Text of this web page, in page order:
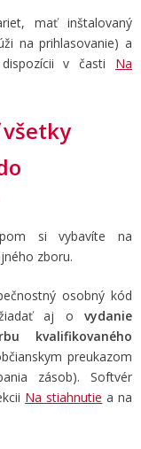
mať inštalovaný
na prihlasovanie) a
v časti Na
si vybavíte na
zboru.
osobný kód
aj o vydanie
kvalifikovaného
preukazom
zásob).
Softvér
Na stiahnutie a na